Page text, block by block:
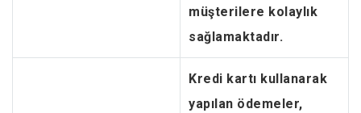
müşterilere kolaylık
sağlamaktadır.
Kredi kartı kullanarak
yapılan ödemeler,